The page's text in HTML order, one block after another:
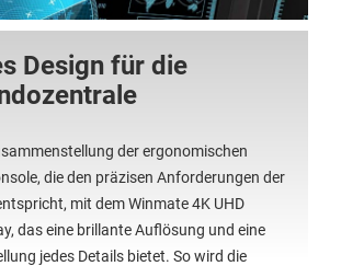
Design für die
der ergonomischen
die den präzisen Anforderungen der
mit dem Winmate 4K UHD
das eine brillante Auflösung und eine
jedes Details bietet. So wird die